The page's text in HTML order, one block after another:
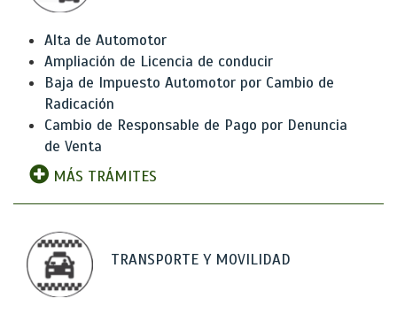
Alta de Automotor
Ampliación de Licencia de conducir
Baja de Impuesto Automotor por Cambio de
Radicación
Cambio de Responsable de Pago por Denuncia
de Venta
MÁS TRÁMITES
TRANSPORTE Y MOVILIDAD